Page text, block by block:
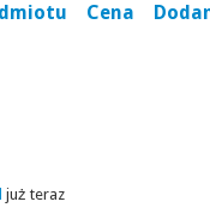
Cena
już teraz